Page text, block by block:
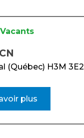
(Québec) H3M 3E2
plus